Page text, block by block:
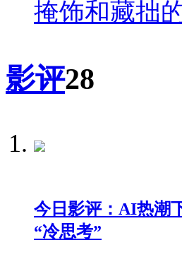
掩饰和藏拙
影评28
今日影评：AI热潮
“冷思考”